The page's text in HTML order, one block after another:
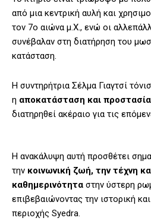
από μια κεντρική αυλή και
τον 7ο αιώνα μ.Χ., ενώ οι
συνέβαλαν στη διατήρηση του
κατάσταση.
Η συντηρήτρια Σέλμα Γιαγτσί
η αποκατάσταση και προστασία
διατηρηθεί ακέραιο για τις
Η ανακάλυψη αυτή προσθέτει
την κοινωνική ζωή, την τέχνη
καθημερινότητα στην ύστερη
επιβεβαιώνοντας την ιστορική
περιοχής Syedra.